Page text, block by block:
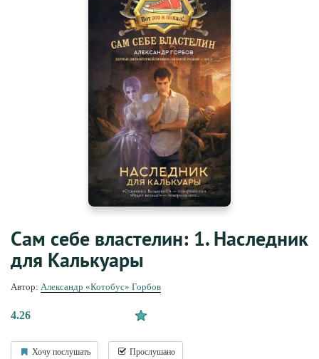
Сам себе властелин: 1. Наследник
для Калькуары
Автор: Александр «Котобус» Горбов
4.26
Хочу послушать Прослушано